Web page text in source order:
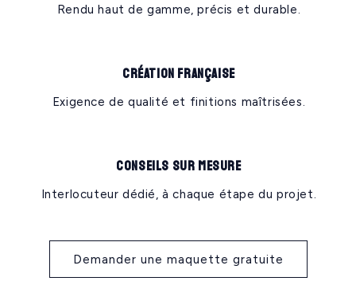
Rendu haut de gamme, précis et durable.
Création française
Exigence de qualité et finitions maîtrisées.
Conseils sur mesure
Interlocuteur dédié, à chaque étape du projet.
Demander une maquette gratuite